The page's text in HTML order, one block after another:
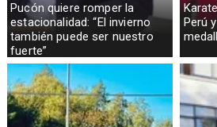
Pucón quiere romper la
estacionalidad: “El invierno
también puede ser nuestro
fuerte”
Perú